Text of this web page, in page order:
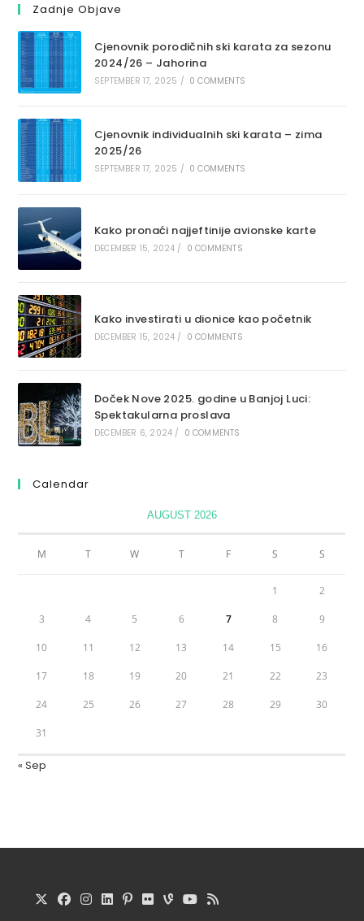
Zadnje Objave
Cjenovnik porodičnih ski karata za sezonu
2024/26 – Jahorina
SEPTEMBER 17, 2025 / 0 COMMENTS
Cjenovnik individualnih ski karata – zima
2025/26
SEPTEMBER 17, 2025 / 0 COMMENTS
Kako pronaći najjeftinije avionske karte
DECEMBER 15, 2024 / 0 COMMENTS
Kako investirati u dionice kao početnik
DECEMBER 15, 2024 / 0 COMMENTS
Doček Nove 2025. godine u Banjoj Luci:
Spektakularna proslava
DECEMBER 6, 2024 / 0 COMMENTS
Calendar
AUGUST 2026
M T W T F S S
1 2
3 4 5 6 7 8 9
10 11 12 13 14 15 16
17 18 19 20 21 22 23
24 25 26 27 28 29 30
31
« Sep